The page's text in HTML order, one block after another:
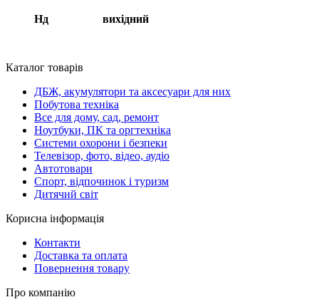
Нд вихідний
Каталог товарів
ДБЖ, акумулятори та аксесуари для них
Побутова техніка
Все для дому, сад, ремонт
Ноутбуки, ПК та оргтехніка
Системи охорони і безпеки
Телевізор, фото, відео, аудіо
Автотовари
Спорт, відпочинок і туризм
Дитячий світ
Корисна інформація
Контакти
Доставка та оплата
Повернення товару
Про компанію